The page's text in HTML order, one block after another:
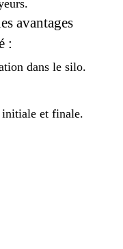
avantages
:
dans le silo.
initiale et finale.